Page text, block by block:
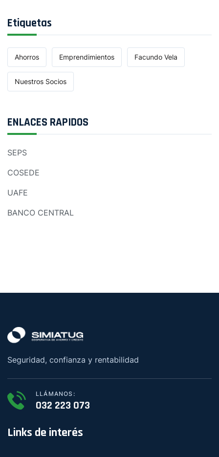
Etiquetas
Ahorros Emprendimientos Facundo Vela
Nuestros Socios
ENLACES RAPIDOS
SEPS
COSEDE
UAFE
BANCO CENTRAL
Seguridad, confianza y rentabilidad
LLÁMANOS:
032 223 073
Links de interés